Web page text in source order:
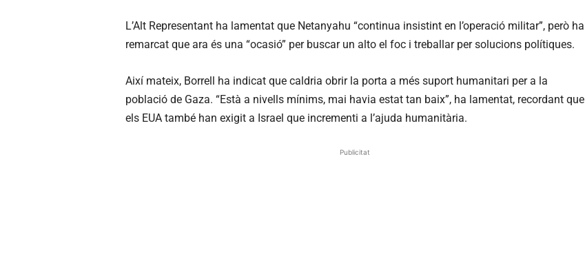
L’Alt Representant ha lamentat que Netanyahu “continua insistint en l’operació militar”, però ha
remarcat que ara és una “ocasió” per buscar un alto el foc i treballar per solucions polítiques.
Així mateix, Borrell ha indicat que caldria obrir la porta a més suport humanitari per a la
població de Gaza. “Està a nivells mínims, mai havia estat tan baix”, ha lamentat, recordant que
els EUA també han exigit a Israel que incrementi a l’ajuda humanitària.
Publicitat